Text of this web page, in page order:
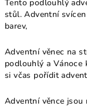
Tento podlouhlý
stůl. Adventní
barev,
Adventní věnec na
podlouhlý a Vánoce
si včas pořídit
Adventní věnce jsou